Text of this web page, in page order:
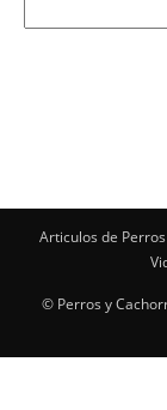
Articulos de Perros
© Perros y